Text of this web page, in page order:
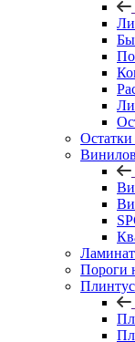
Ламинат
Пороги